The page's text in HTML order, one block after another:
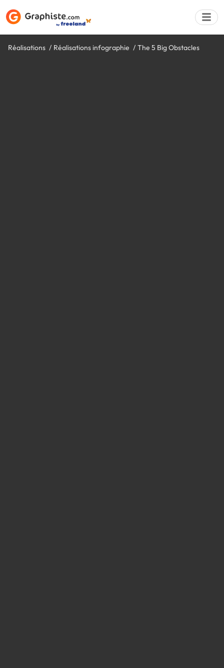
Réalisations Réalisations infographie The 5 Big Obstacles